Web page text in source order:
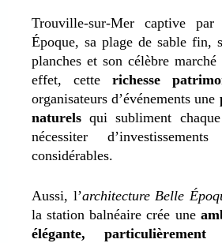
Trouville-sur-Mer captive
Époque, sa plage de sable fin,
planches et son célèbre
effet, cette richesse
organisateurs d’événements une
naturels qui subliment
nécessiter d’investissements
considérables.
Aussi, l’architecture Belle
la station balnéairecrée une
élégante, particulièrement